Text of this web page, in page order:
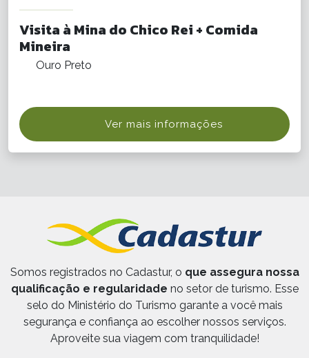
Visita à Mina do Chico Rei + Comida
Mineira
Ouro Preto
Ver mais informações
Somos registrados no Cadastur, o que assegura nossa
qualificação e regularidade no setor de turismo. Esse
selo do Ministério do Turismo garante a você mais
segurança e confiança ao escolher nossos serviços.
Aproveite sua viagem com tranquilidade!